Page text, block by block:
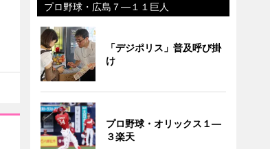
プロ野球・広島７―１１巨人
「デジポリス」普及呼び掛
け
プロ野球・オリックス１―
３楽天